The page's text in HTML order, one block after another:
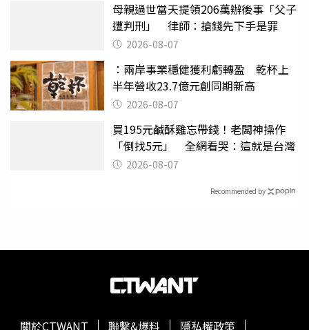
母親過世當天提領206萬辦後事「父子
遭判刑」 律師：搶錢先下手是罪
2026-08-07
：兩岸事業穩健獲利虧轉盈 乾杯上
半年營收23.7億元創同期新高
2026-08-07
買195元鹹酥雞忘帶錢！老闆神操作
「倒找5元」 全網看哭：這就是台灣
2026-08-07
Recommended by
關於CTWANT 聯繫&爆料 隱私權政策